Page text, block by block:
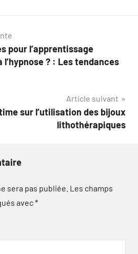
pour l’apprentissage
? : Les tendances
Article suivant
sur l’utilisation des bijoux
lithothérapiques
sera pas publiée. Les champs
avec*